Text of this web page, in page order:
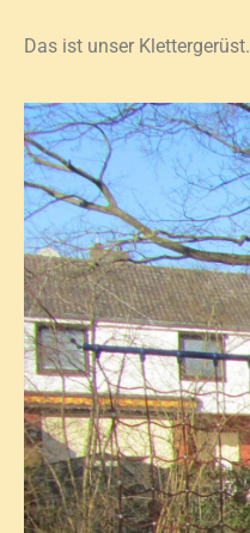
Das ist unser Klettergerüst.